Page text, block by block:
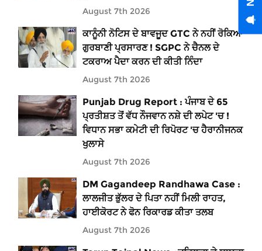
August 7th 2026
ਕਾਨੂੰਨੀ ਨੋਟਿਸ ਦੇ ਬਾਵਜੂਦ GTC ਨੇ ਨਹੀਂ ਰੋਕਿਆ
ਗੁਰਬਾਣੀ ਪ੍ਰਸਾਰਣ ! SGPC ਨੇ ਚੈਨਲ ਦੇ
ਟਕਰਾਅ ਪੈਦਾ ਕਰਨ ਦੀ ਕੀਤੀ ਨਿੰਦਾ
August 7th 2026
Punjab Drug Report : ਪੰਜਾਬ ਦੇ 65
ਪ੍ਰਤੀਸ਼ਤ ਤੋਂ ਵੱਧ ਨੌਜਵਾਨ ਨਸ਼ੇ ਦੀ ਲਪੇਟ 'ਚ !
ਵਿਧਾਨ ਸਭਾ ਕਮੇਟੀ ਦੀ ਰਿਪੋਰਟ 'ਚ ਹੈਰਾਨੀਜਨਕ
ਖੁਲਾਸੇ
August 7th 2026
DM Gagandeep Randhawa Case :
ਲਾਲਜੀਤ ਭੁੱਲਰ ਦੇ ਪਿਤਾ ਨਹੀਂ ਮਿਲੀ ਰਾਹਤ,
ਹਾਈਕੋਰਟ ਨੇ ਫੋਨ ਰਿਕਾਰਡ ਕੀਤਾ ਤਲਬ
August 7th 2026